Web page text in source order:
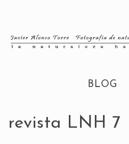
BLOG
revista LNH 7